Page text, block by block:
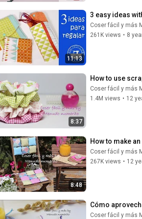
11:13
3 easy ideas
Coser fácil y más
261K views • 8
8:37
How to use
Coser fácil y más
1.4M views • 12
8:48
How to make
Coser fácil y más
267K views • 12
Cómo
Coser fácil y más